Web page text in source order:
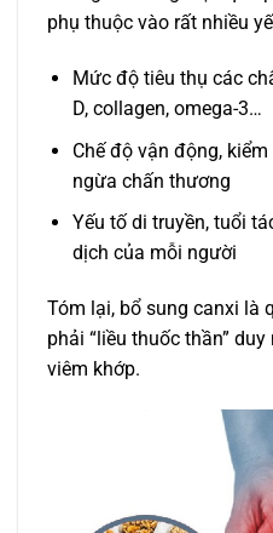
phụ thuộc vào rất nhiều
Mức độ tiêu thụ các
D, collagen, omega-3…
Chế độ vận động,
ngừa chấn thương
Yếu tố di truyền, tuổi
dịch của mỗi người
Tóm lại, bổ sung canxi là
phải “liều thuốc thần”
viêm khớp.